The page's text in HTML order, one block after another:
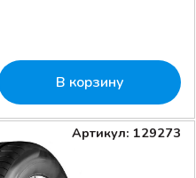
В корзину
Артикул: 129273